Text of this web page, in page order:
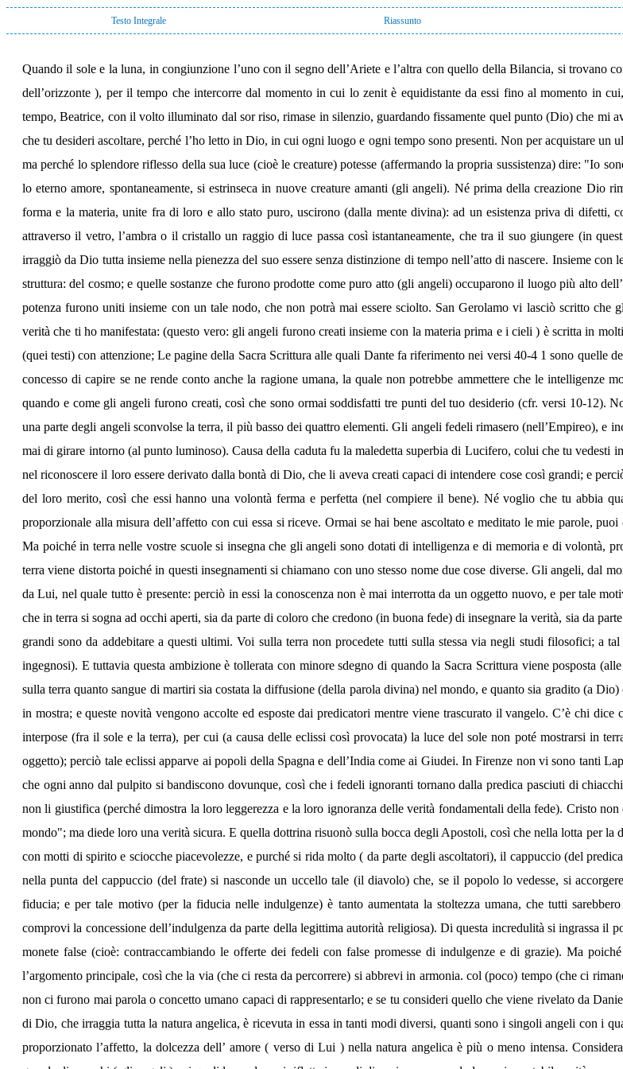
Testo Integrale Riassunto
Quando il sole e la luna, in congiunzione l’uno con il segno dell’Ariete e l’altra con quello della Bilancia, si trovano
dell’orizzonte ), per il tempo che intercorre dal momento in cui lo zenit è equidistante da essi fino al momento in
tempo, Beatrice, con il volto illuminato dal sor riso, rimase in silenzio, guardando fissamente quel punto (Dio) che mi
che tu desideri ascoltare, perché l’ho letto in Dio, in cui ogni luogo e ogni tempo sono presenti. Non per acquistare
ma perché lo splendore riflesso della sua luce (cioè le creature) potesse (affermando la propria sussistenza) dire: "Io
lo eterno amore, spontaneamente, si estrinseca in nuove creature amanti (gli angeli). Né prima della creazione Dio
forma e la materia, unite fra di loro e allo stato puro, uscirono (dalla mente divina): ad un esistenza priva di difetti,
attraverso il vetro, l’ambra o il cristallo un raggio di luce passa così istantaneamente, che tra il suo giungere (in
irraggiò da Dio tutta insieme nella pienezza del suo essere senza distinzione di tempo nell’atto di nascere. Insieme
struttura: del cosmo; e quelle sostanze che furono prodotte come puro atto (gli angeli) occuparono il luogo più alto
potenza furono uniti insieme con un tale nodo, che non potrà mai essere sciolto. San Gerolamo vi lasciò scritto
verità che ti ho manifestata: (questo vero: gli angeli furono creati insieme con la materia prima e i cieli ) è scritta in
(quei testi) con attenzione; Le pagine della Sacra Scrittura alle quali Dante fa riferimento nei versi 40-4 1 sono
concesso di capire se ne rende conto anche la ragione umana, la quale non potrebbe ammettere che le intelligenze
quando e come gli angeli furono creati, così che sono ormai soddisfatti tre punti del tuo desiderio (cfr. versi 10-12).
una parte degli angeli sconvolse la terra, il più basso dei quattro elementi. Gli angeli fedeli rimasero (nell’Empireo), e
mai di girare intorno (al punto luminoso). Causa della caduta fu la maledetta superbia di Lucifero, colui che tu
nel riconoscere il loro essere derivato dalla bontà di Dio, che li aveva creati capaci di intendere cose così grandi; e
del loro merito, così che essi hanno una volontà ferma e perfetta (nel compiere il bene). Né voglio che tu abbia
proporzionale alla misura dell’affetto con cui essa si riceve. Ormai se hai bene ascoltato e meditato le mie parole,
Ma poiché in terra nelle vostre scuole si insegna che gli angeli sono dotati di intelligenza e di memoria e di volontà,
terra viene distorta poiché in questi insegnamenti si chiamano con uno stesso nome due cose diverse. Gli angeli, dal
da Lui, nel quale tutto è presente: perciò in essi la conoscenza non è mai interrotta da un oggetto nuovo, e per tale
che in terra si sogna ad occhi aperti, sia da parte di coloro che credono (in buona fede) di insegnare la verità, sia da
grandi sono da addebitare a questi ultimi. Voi sulla terra non procedete tutti sulla stessa via negli studi filosofici; a
ingegnosi). E tuttavia questa ambizione è tollerata con minore sdegno di quando la Sacra Scrittura viene posposta
sulla terra quanto sangue di martiri sia costata la diffusione (della parola divina) nel mondo, e quanto sia gradito (a
in mostra; e queste novità vengono accolte ed esposte dai predicatori mentre viene trascurato il vangelo. C’è chi
interpose (fra il sole e la terra), per cui (a causa delle eclissi così provocata) la luce del sole non poté mostrarsi in
oggetto); perciò tale eclissi apparve ai popoli della Spagna e dell’India come ai Giudei. In Firenze non vi sono tanti
che ogni anno dal pulpito si bandiscono dovunque, così che i fedeli ignoranti tornano dalla predica pasciuti di
non li giustifica (perché dimostra la loro leggerezza e la loro ignoranza delle verità fondamentali della fede). Cristo
mondo"; ma diede loro una verità sicura. E quella dottrina risuonò sulla bocca degli Apostoli, così che nella lotta per
con motti di spirito e sciocche piacevolezze, e purché si rida molto ( da parte degli ascoltatori), il cappuccio (del
nella punta del cappuccio (del frate) si nasconde un uccello tale (il diavolo) che, se il popolo lo vedesse, si
fiducia; e per tale motivo (per la fiducia nelle indulgenze) è tanto aumentata la stoltezza umana, che tutti
comprovi la concessione dell’indulgenza da parte della legittima autorità religiosa). Di questa incredulità si ingrassa il
monete false (cioè: contraccambiando le offerte dei fedeli con false promesse di indulgenze e di grazie). Ma
l’argomento principale, così che la via (che ci resta da percorrere) si abbrevi in armonia. col (poco) tempo (che ci
non ci furono mai parola o concetto umano capaci di rappresentarlo; e se tu consideri quello che viene rivelato da
di Dio, che irraggia tutta la natura angelica, è ricevuta in essa in tanti modi diversi, quanti sono i singoli angeli con i
proporzionato l’affetto, la dolcezza dell’ amore ( verso di Lui ) nella natura angelica è più o meno intensa.